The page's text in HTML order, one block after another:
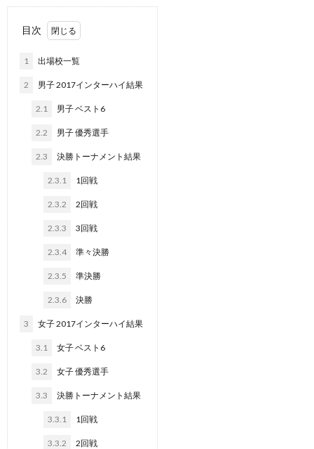
目次
1 出場校一覧
2 男子 2017インターハイ結果
2.1 男子 ベスト6
2.2 男子 優秀選手
2.3 決勝トーナメント結果
2.3.1 1回戦
2.3.2 2回戦
2.3.3 3回戦
2.3.4 準々決勝
2.3.5 準決勝
2.3.6 決勝
3 女子 2017インターハイ結果
3.1 女子 ベスト6
3.2 女子 優秀選手
3.3 決勝トーナメント結果
3.3.1 1回戦
3.3.2 2回戦